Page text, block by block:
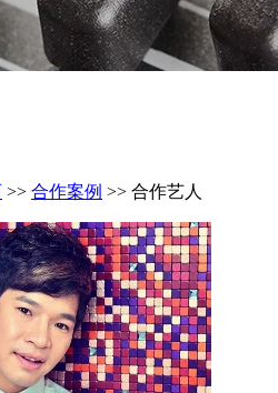
>> 合作案例 >> 合作艺人